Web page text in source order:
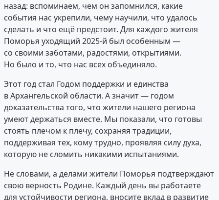
назад: вспоминаем, чем он запомнился, какие
события нас укрепили, чему научили, что удалось
сделать и что ещё предстоит. Для каждого жителя
Поморья уходящий 2025‑й был особенным —
со своими заботами, радостями, открытиями.
Но было и то, что нас всех объединяло.
Этот год стал Годом поддержки и единства
в Архангельской области. А значит — годом
доказательства того, что жители нашего региона
умеют держаться вместе. Мы показали, что готовы
стоять плечом к плечу, сохраняя традиции,
поддерживая тех, кому трудно, проявляя силу духа,
которую не сломить никакими испытаниями.
Не словами, а делами жители Поморья подтверждают
свою верность Родине. Каждый день вы работаете
для устойчивости региона, вносите вклад в развитие